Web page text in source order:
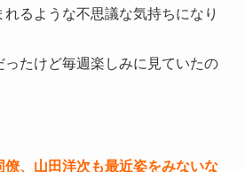
るような不思議な気持ちになり
たけど毎週楽しみに見ていたの
僚、山田洋次も最近姿をみないな